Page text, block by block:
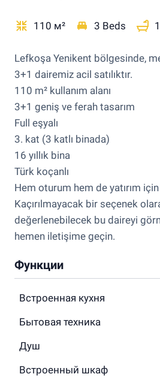
110 м² 3 Beds
Lefkoşa Yenikent bölgesinde,
3+1 dairemiz acil satılıktır.
110 m² kullanım alanı
3+1 geniş ve ferah tasarım
Full eşyalı
3. kat (3 katlı binada)
16 yıllık bina
Türk koçanlı
Hem oturum hem de yatırım
Kaçırılmayacak bir seçenek
değerlenebilecek bu daireyi
hemen iletişime geçin.
Функции
Встроенная кухня
Бытовая техника
Душ
Встроенный шкаф